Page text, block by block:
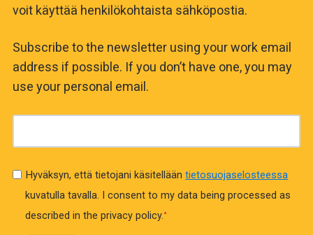
voit käyttää henkilökohtaista sähköpostia.
Subscribe to the newsletter using your work email
address if possible. If you don’t have one, you may
use your personal email.
Hyväksyn, että tietojani käsitellääntietosuojaselosteessa
kuvatulla tavalla.
I consent to my data being processed as
described in the privacy policy.*